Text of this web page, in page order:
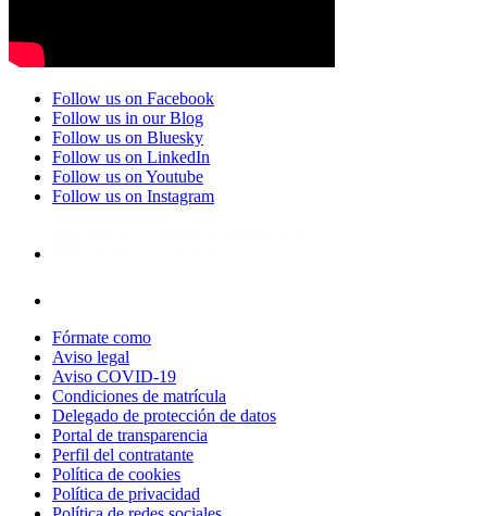
Follow us on Facebook
Follow us in our Blog
Follow us on Bluesky
Follow us on LinkedIn
Follow us on Youtube
Follow us on Instagram
Fórmate como
Aviso legal
Aviso COVID-19
Condiciones de matrícula
Delegado de protección de datos
Portal de transparencia
Perfil del contratante
Política de cookies
Política de privacidad